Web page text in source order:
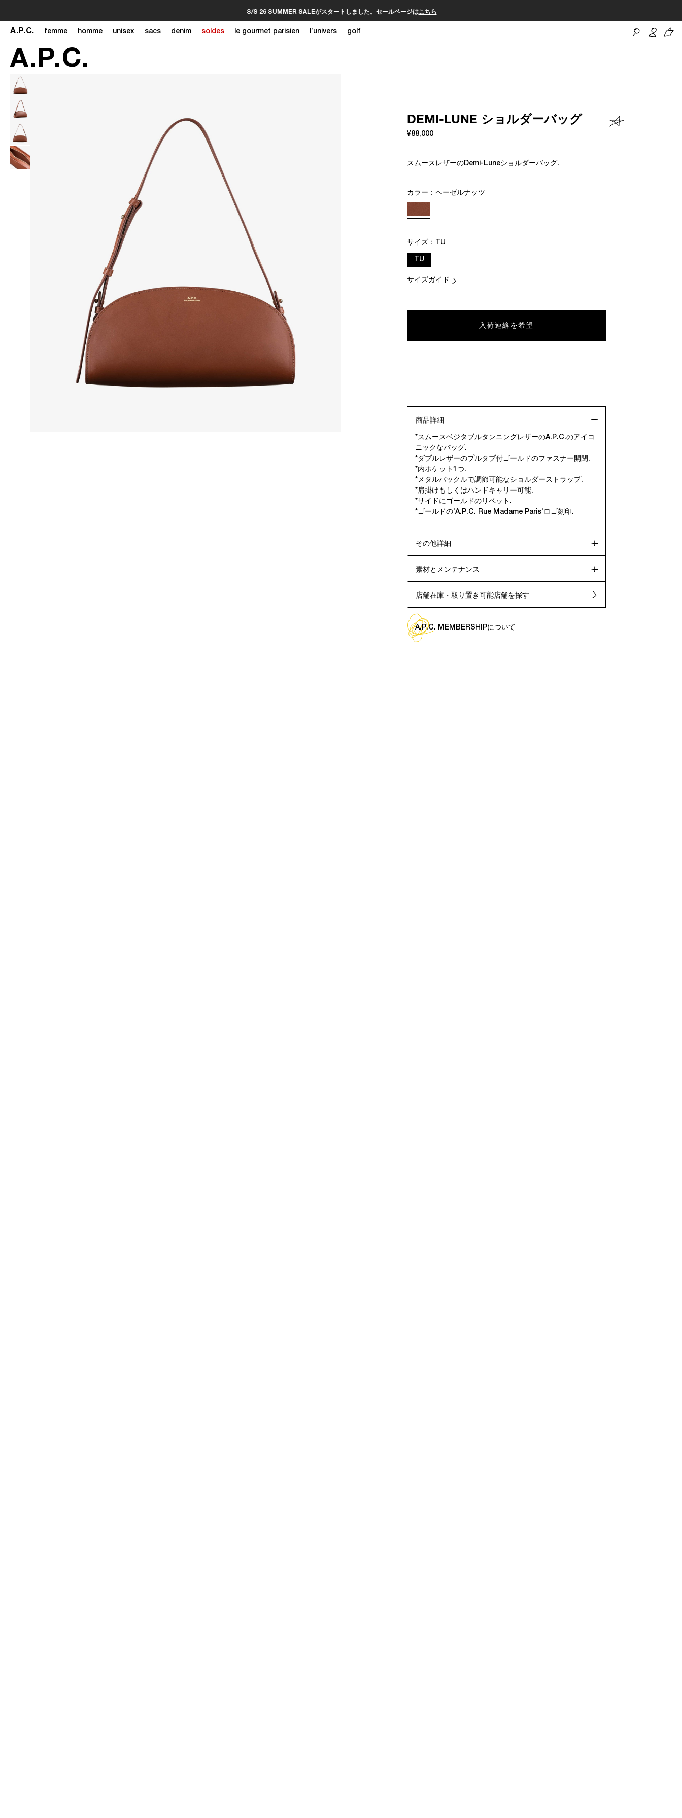
S/S 26 SUMMER SALEがスタートしました。セールページはこちら
A.P.C. femme homme unisex sacs denim soldes le gourmet parisien l’univers golf
A.P.C.
DEMI-LUNE ショルダーバッグ
¥88,000
スムースレザーのDemi-Luneショルダーバッグ.
カラー：ヘーゼルナッツ
サイズ： TU
TU
サイズガイド
入荷連絡を希望
商品詳細
*スムースベジタブルタンニングレザーのA.P.C.のアイコ
ニックなバッグ.
*ダブルレザーのプルタブ付ゴールドのファスナー開閉.
*内ポケット1つ.
*メタルバックルで調節可能なショルダーストラップ.
*肩掛けもしくはハンドキャリー可能.
*サイドにゴールドのリベット.
*ゴールドの'A.P.C. Rue Madame Paris'ロゴ刻印.
その他詳細
素材とメンテナンス
店舗在庫・取り置き可能店舗を探す
A.P.C. MEMBERSHIPについて